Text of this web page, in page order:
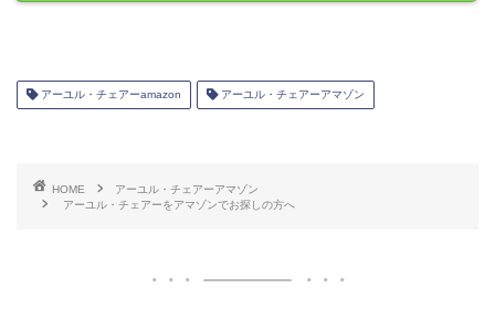
アーユル・チェアーamazon アーユル・チェアーアマゾン
HOME
アーユル・チェアーアマゾン
アーユル・チェアーをアマゾンでお探しの方へ